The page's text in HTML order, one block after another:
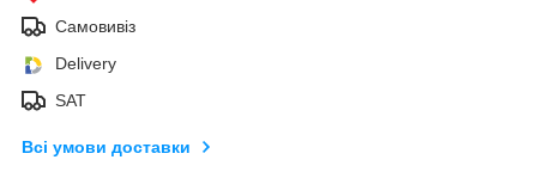
Самовивіз
Delivery
SAT
Всі умови доставки